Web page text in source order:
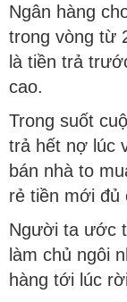
Ngân hàng
trong vòng từ
là tiền trả
cao.
Trong suốt
trả hết nợ lúc
bán nhà to
rẻ tiền mới đủ
Người ta ước
làm chủ ngôi
hàng tới lúc